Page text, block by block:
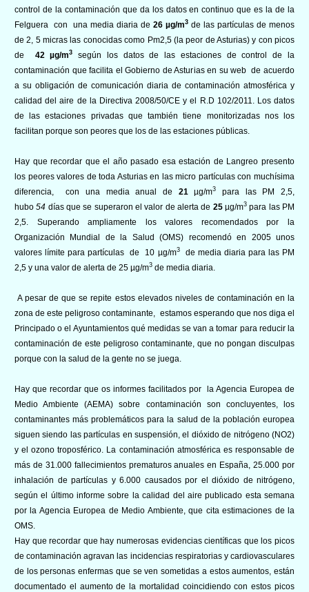
control de la contaminación que da los datos en continuo que es la de la
Felguera con una media diaria de 26 µg/m3 de las partículas de menos
de 2, 5 micras las conocidas como Pm2,5 (la peor de Asturias) y con picos
de 42 µg/m3
según los datos de las estaciones de control de la
contaminación que facilita el Gobierno de Asturias en su web de acuerdo
a su obligación de comunicación diaria de contaminación atmosférica y
calidad del aire de la Directiva 2008/50/CE y el R.D 102/2011. Los datos
de las estaciones privadas que también tiene monitorizadas nos los
facilitan porque son peores que los de las estaciones públicas.
Hay que recordar que el año pasado esa estación de Langreo presento
los peores valores de toda Asturias en las micro partículas con muchísima
diferencia, con una media anual de 21 µg/m3para las PM 2,5,
hubo54 días que se superaron el valor de alerta de 25µg/m3para las PM
2,5. Superando ampliamente los valores recomendados por la
Organización Mundial de la Salud (OMS) recomendó en 2005 unos
valores límite para partículas de 10 µg/m3 de media diaria para las PM
2,5 y una valor de alerta de 25 µg/m3 de media diaria.
A pesar de que se repite estos elevados niveles de contaminación en la
zona de este peligroso contaminante, estamos esperando que nos diga el
Principado o el Ayuntamientos qué medidas se van a tomar para reducir la
contaminación de este peligroso contaminante, que no pongan disculpas
porque con la salud de la gente no se juega.
Hay que recordar que os informes facilitados por la Agencia Europea de
Medio Ambiente (AEMA) sobre contaminación son concluyentes, los
contaminantes más problemáticos para la salud de la población europea
siguen siendo las partículas en suspensión, el dióxido de nitrógeno (NO2)
y el ozono troposférico. La contaminación atmosférica es responsable de
más de 31.000 fallecimientos prematuros anuales en España, 25.000 por
inhalación de partículas y 6.000 causados por el dióxido de nitrógeno,
según el último informe sobre la calidad del aire publicado esta semana
por la Agencia Europea de Medio Ambiente, que cita estimaciones de la
OMS.
Hay que recordar que hay numerosas evidencias científicas que los picos
de contaminación agravan las incidencias respiratorias y cardiovasculares
de los personas enfermas que se ven sometidas a estos aumentos, están
documentado el aumento de la mortalidad coincidiendo con estos picos